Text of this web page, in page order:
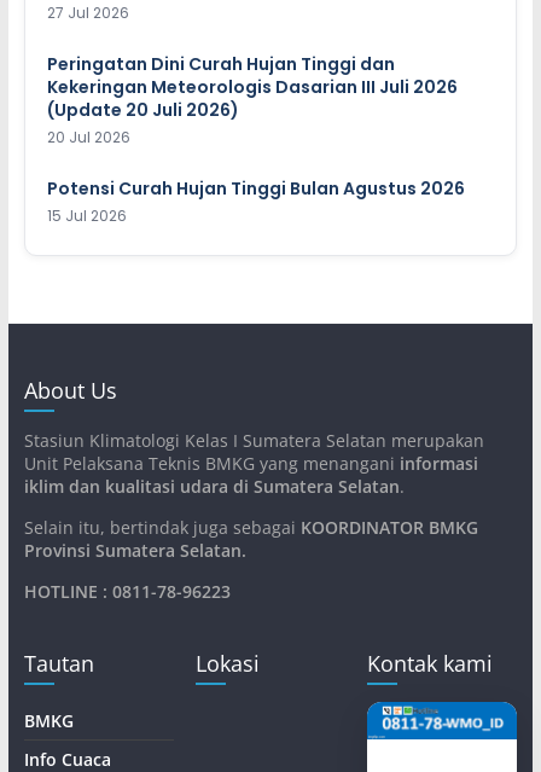
27 Jul 2026
Peringatan Dini Curah Hujan Tinggi dan
Kekeringan Meteorologis Dasarian III Juli 2026
(Update 20 Juli 2026)
20 Jul 2026
Potensi Curah Hujan Tinggi Bulan Agustus 2026
15 Jul 2026
About Us
Stasiun Klimatologi Kelas I Sumatera Selatan merupakan
Unit Pelaksana Teknis BMKG yang menangani informasi
iklim dan kualitasi udara di Sumatera Selatan.
Selain itu, bertindak juga sebagai KOORDINATOR BMKG
Provinsi Sumatera Selatan.
HOTLINE : 0811-78-96223
Tautan
BMKG
Info Cuaca
Lokasi Kontak kami